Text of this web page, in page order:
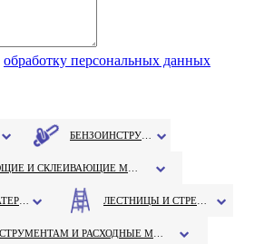
обработку персональных данных